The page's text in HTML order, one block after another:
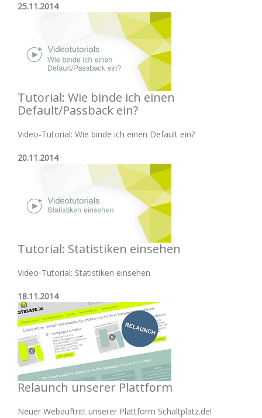
25.11.2014
Tutorial: Wie binde ich einen
Default/Passback ein?
Video-Tutorial: Wie binde ich einen Default ein?
20.11.2014
Tutorial: Statistiken einsehen
Video-Tutorial: Statistiken einsehen
18.11.2014
Relaunch unserer Plattform
Neuer Webauftritt unserer Plattform Schaltplatz.de!